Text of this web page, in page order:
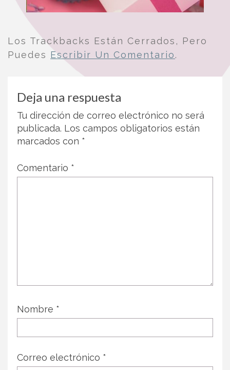
Los Trackbacks Están Cerrados, Pero
Puedes Escribir Un Comentario.
Deja una respuesta
Tu dirección de correo electrónico no será
publicada. Los campos obligatorios están
marcados con *
Comentario *
Nombre *
Correo electrónico *